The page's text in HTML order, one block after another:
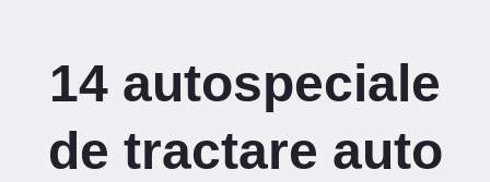
14 autospeciale
de tractare auto